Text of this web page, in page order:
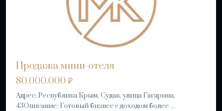
Продажа мини-отеля
80.000.000 ₽
Адрес: Республика Крым, Судак, улица Гагарина,
43Описание: Готовый бизнес с доходом более ...